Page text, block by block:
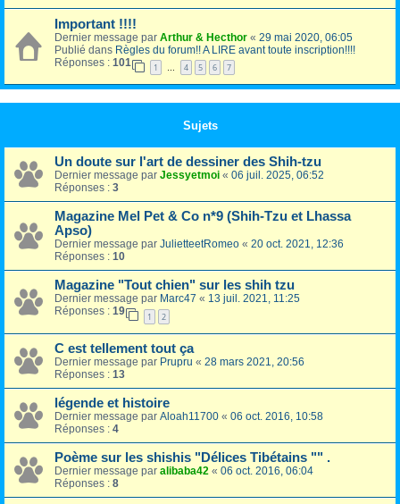
Important !!!!
Dernier message par Arthur & Hecthor« 29 mai 2020, 06:05
Publié dans Règles du forum!! A LIRE avant toute inscription!!!!
Réponses : 101 1 … 4 5 6 7
Sujets
Un doute sur l'art de dessiner des Shih-tzu
Dernier message par Jessyetmoi« 06 juil. 2025, 06:52
Réponses : 3
Magazine Mel Pet & Co n*9 (Shih-Tzu et Lhassa
Apso)
Dernier message par JulietteetRomeo« 20 oct. 2021, 12:36
Réponses : 10
Magazine "Tout chien" sur les shih tzu
Dernier message par Marc47 « 13 juil. 2021, 11:25
Réponses : 19 1 2
C est tellement tout ça
Dernier message par Prupru « 28 mars 2021, 20:56
Réponses : 13
légende et histoire
Dernier message par Aloah11700« 06 oct. 2016, 10:58
Réponses : 4
Poème sur les shishis "Délices Tibétains "" .
Dernier message par alibaba42« 06 oct. 2016, 06:04
Réponses : 8